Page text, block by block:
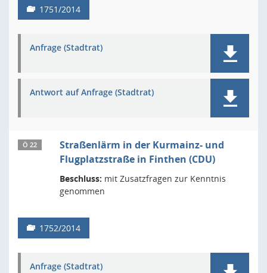
1751/2014
Anfrage (Stadtrat)
Antwort auf Anfrage (Stadtrat)
Ö 22
Straßenlärm in der Kurmainz- und
Flugplatzstraße in Finthen (CDU)
Beschluss: mit Zusatzfragen zur Kenntnis
genommen
1752/2014
Anfrage (Stadtrat)